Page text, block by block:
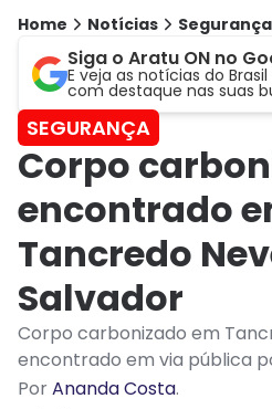
Home Notícias Segurança
Siga o Aratu ON no
E veja as notícias do
com destaque nas suas
SEGURANÇA
Corpo
encontrado
Tancredo
Salvador
Corpo carbonizado em
encontrado em via pública
PorAnanda Costa.